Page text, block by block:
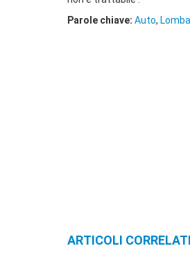
Parole chiave: Auto,
ARTICOLI CORRELATI